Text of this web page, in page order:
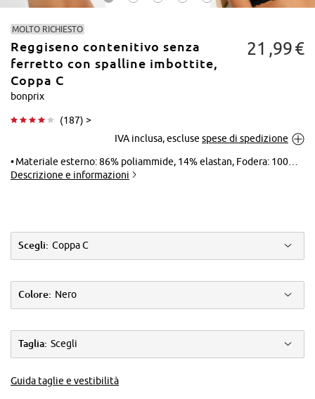
MOLTO RICHIESTO
Reggiseno contenitivo senza
ferretto con spalline imbottite,
Coppa C
bonprix
(187) >
21 99€
IVA inclusa, escluse spese di spedizione
Materiale esterno: 86% poliammide, 14% elastan, Fodera: 100% cotone, Pizzo: 86% poliammide, 14% elastan, Inserto: 100% poliammide
Descrizione e informazioni
Scegli: Coppa C
Colore: Nero
Taglia: Scegli
Guida taglie e vestibilità